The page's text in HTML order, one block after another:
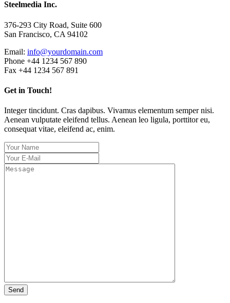
Steelmedia Inc.
376-293 City Road, Suite 600
San Francisco, CA 94102
Email: info@yourdomain.com
Phone +44 1234 567 890
Fax +44 1234 567 891
Get in Touch!
Integer tincidunt. Cras dapibus. Vivamus elementum semper nisi.
Aenean vulputate eleifend tellus. Aenean leo ligula, porttitor eu,
consequat vitae, eleifend ac, enim.
Send